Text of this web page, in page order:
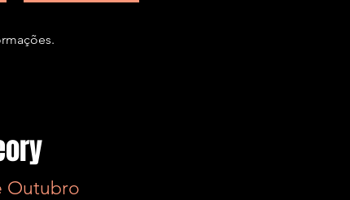
Outubro